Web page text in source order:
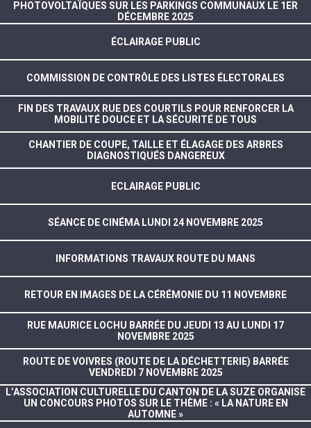
PHOTOVOLTAÏQUES SUR LES PARKINGS COMMUNAUX LE 1ER
DÉCEMBRE 2025
ÉCLAIRAGE PUBLIC
COMMISSION DE CONTRÔLE DES LISTES ÉLECTORALES
FIN DES TRAVAUX RUE DES COURTILS POUR RENFORCER LA
MOBILITÉ DOUCE ET LA SÉCURITÉ DE TOUS
CHANTIER DE COUPE, TAILLE ET ÉLAGAGE DES ARBRES
DIAGNOSTIQUÉS DANGEREUX
ECLAIRAGE PUBLIC
SÉANCE DE CINÉMA LUNDI 24 NOVEMBRE 2025
INFORMATIONS TRAVAUX ROUTE DU MANS
RETOUR EN IMAGES DE LA CÉRÉMONIE DU 11 NOVEMBRE
RUE MAURICE LOCHU BARRÉE DU JEUDI 13 AU LUNDI 17
NOVEMBRE 2025
ROUTE DE VOIVRES (ROUTE DE LA DÉCHETTERIE) BARRÉE
VENDREDI 7 NOVEMBRE 2025
L’ASSOCIATION CULTURELLE DU CANTON DE LA SUZE ORGANISE
UN CONCOURS PHOTOS SUR LE THÈME : « LA NATURE EN
AUTOMNE »